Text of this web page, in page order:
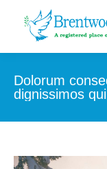
Dolorum
dignissimos qui